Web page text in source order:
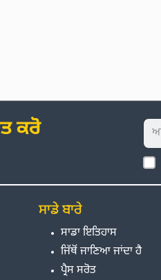
ਕਰੋ
ਸਾਡੇ ਬਾਰੇ
ਸਾਡਾ ਇਤਿਹਾਸ
ਜਿੱਥੋਂ ਜਾਣਿਆ ਜਾਂਦਾ ਹੈ
ਪ੍ਰੈਸ ਸਰੋਤ